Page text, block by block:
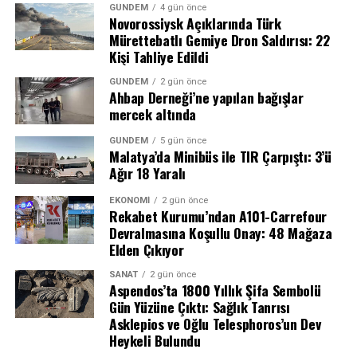
CHP’den ihraç hamlesi
Tutuklamanın hemen ardından CHP cephesinden dikkat
çeken bir adım geldi. Parti yönetimi, İlkay Çiçek’i kesin
ihraç talebiyle tedbirli olarak Yüksek Disiplin Kurulu’na
(YDK) sevk etti.
REKLAM
“Yeni Nesil” Suç Örgütlerine Karşı
Bütüncül Mücadele
Başsavcılık, soruşturmanın amacını “yeni nesil suç
örgütleri” olarak adlandırılan yapıların hiyerarşik
organizasyonlarının deşifre edilmesi, propaganda dahil
tüm suç faaliyetlerinin bütüncül şekilde tespiti ve kamu
düzenini tehdit eden eylemlerin aydınlatılması olarak
açıkladı. Bu kapsamda, daha önce Bakırköy 19. Ağır Ceza
Mahkemesi’nde görülen davada 72’si çocuk olmak üzere
295 sanığın yargılanması sürerken, yeni soruşturmayla
örgütün faaliyetlerine bir darbe daha vurulmuş oldu.
GÜNDEM 4 gün önce
Novorossiysk Açıklarında Türk
Mürettebatlı Gemiye Dron Saldırısı: 22
Kişi Tahliye Edildi
GÜNDEM 2 gün önce
Ahbap Derneği’ne yapılan bağışlar
mercek altında
GÜNDEM 5 gün önce
Malatya’da Minibüs ile TIR Çarpıştı: 3’ü
Ağır 18 Yaralı
EKONOMI 2 gün önce
Rekabet Kurumu’ndan A101-Carrefour
Devralmasına Koşullu Onay: 48 Mağaza
Elden Çıkıyor
SANAT 2 gün önce
Aspendos’ta 1800 Yıllık Şifa Sembolü
Gün Yüzüne Çıktı: Sağlık Tanrısı
Asklepios ve Oğlu Telesphoros’un Dev
Heykeli Bulundu